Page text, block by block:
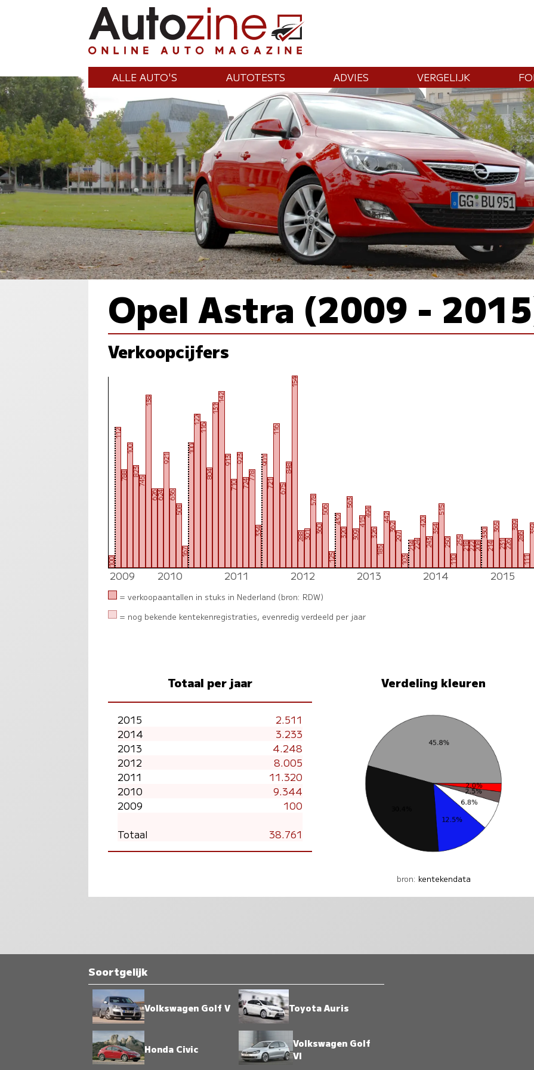
ALLE AUTO'S AUTOTESTS ADVIES VERGELIJK
Opel Astra (2009 -
Verkoopcijfers
100
1121
788
1001
823
745
1384
626624
921
636
508
167
1004
1226
1164
804
1319
1421
913
710
923
724
778
334
901
721
1162
675
848
1540
288301
578
360
506
125
432
320
563
309
415
494
326
185
442
362
297
103
214224
420
243
354
515
250
110
255
218222208
330
214
365
231226
389
286
111
2009 2010 2011 2012 2013 2014 2015
= verkoopaantallen in stuks in Nederland (bron: RDW)
= nog bekende kentekenregistraties, evenredig verdeeld per jaar
Totaal per jaar
2015
2.511
2014
3.233
2013
4.248
2012
8.005
2011
11.320
2010
9.344
2009
100
Totaal
38.761
Verdeling kleuren
bron: kentekendata
Soortgelijk
Volkswagen Golf V Toyota Auris
Honda Civic
Volkswagen Golf
VI